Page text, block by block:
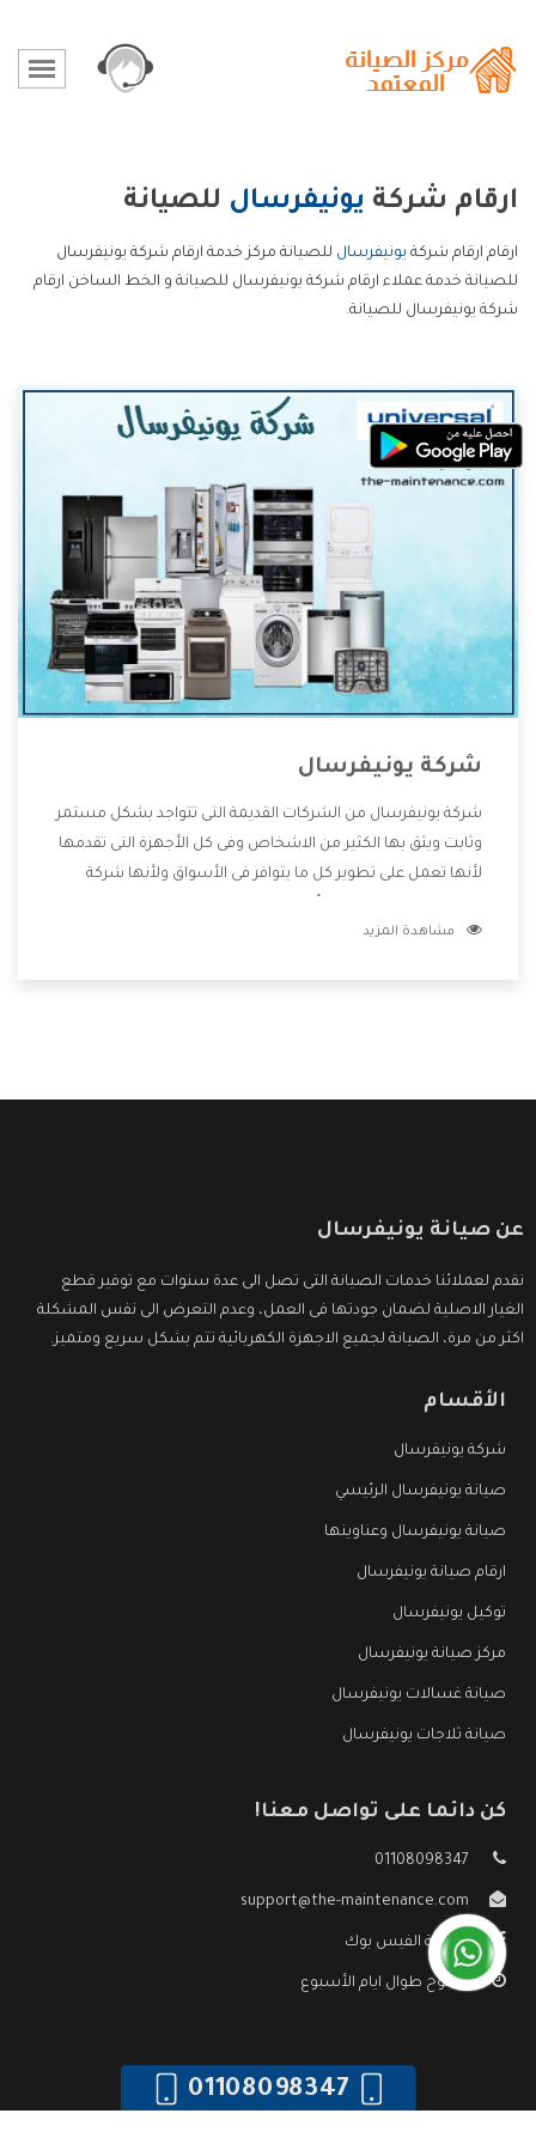
ارقام شركة يونيفرسال للصيانة
ارقام ارقام شركة يونيفرسال للصيانة مركز خدمة ارقام شركة يونيفرسال
للصيانة خدمة عملاء ارقام شركة يونيفرسال للصيانة و الخط الساخن ارقام
شركة يونيفرسال للصيانة.
شركة يونيفرسال
شركة يونيفرسال من الشركات القديمة التى تتواجد بشكل مستمر
وثابت ويثق بها الكثير من الاشخاص وفى كل الأجهزة التى تقدمها
لأنها تعمل على تطوير كل ما يتوافر فى الأسواق ولأنها شركة
وتقدم للعملاء أقوى العروض والخصومات التى تسهل على
مشاهدة المزيد
عن صيانة يونيفرسال
نقدم لعملائنا خدمات الصيانة التى تصل الى عدة سنوات مع توفير قطع
الغيار الاصلية لضمان جودتها فى العمل، وعدم التعرض الى نفس المشكلة
اكثر من مرة، الصيانة لجميع الاجهزة الكهربائية تتم بشكل سريع ومتميز.
الأقسام
شركة يونيفرسال
صيانة يونيفرسال الرئيسي
صيانة يونيفرسال وعناوينها
ارقام صيانة يونيفرسال
توكيل يونيفرسال
مركز صيانة يونيفرسال
صيانة غسالات يونيفرسال
صيانة ثلاجات يونيفرسال
كن دائما على تواصل معنا!
01108098347
support@the-maintenance.com
صفحة الفيس بوك
مفتوح طوال ايام الأسبوع
01108098347